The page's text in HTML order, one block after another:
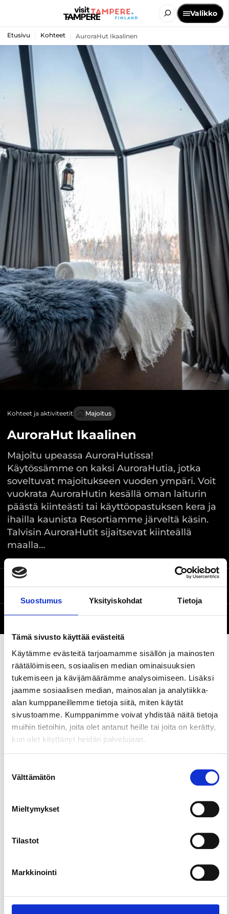
Suostumus Yksityiskohdat Tietoja
Tämä sivusto käyttää evästeitä
Käytämme evästeitä tarjoamamme sisällön ja mainosten
räätälöimiseen, sosiaalisen median ominaisuuksien
tukemiseen ja kävijämäärämme analysoimiseen. Lisäksi
jaamme sosiaalisen median, mainosalan ja analytiikka-
alan kumppaneillemme tietoja siitä, miten käytät
sivustoamme. Kumppanimme voivat yhdistää näitä tietoja
muihin tietoihin, joita olet antanut heille tai joita on kerätty,
kun olet käyttänyt heidän palvelujaan.
valinta
Välttämätön
Mieltymykset
Tilastot
Markkinointi
Valikko
Etusivu Kohteet AuroraHut Ikaalinen
Kohteet ja aktiviteetit Majoitus
AuroraHut Ikaalinen
Majoitu upeassa AuroraHutissa!
Käytössämme on kaksi AuroraHutia, jotka
soveltuvat majoitukseen vuoden ympäri. Voit
vuokrata AuroraHutin kesällä oman laiturin
päästä kiinteästi tai käyttöopastuksen kera ja
ihailla kaunista Resortiamme järveltä käsin.
Talvisin AuroraHutit sijaitsevat kiinteällä
maalla…
Sijainti kartalla Huvilatie 2, Ikaalinen
Jaa sivu
Majoitu upeassa AuroraHutissa! Käytössämme on
kaksi AuroraHutia, jotka soveltuvat majoitukseen
vuoden ympäri. Voit vuokrata AuroraHutin kesällä
Resortiamme järveltä käsin. Talvisin AuroraHutit
Kaikkiin yöpymisiin sisältyy pääsy Vesitropiikkiin,
AuroraHutissa käytössäsi on WC, grilli/Muurikka,
hengen sänky.